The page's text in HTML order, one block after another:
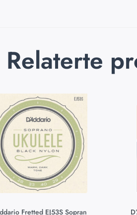
Relaterte
Fretted EJ53S Sopran